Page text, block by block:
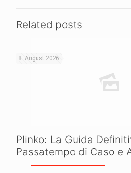
Related posts
8. August 2026
Plinko: La Guida
Passatempo di Caso e